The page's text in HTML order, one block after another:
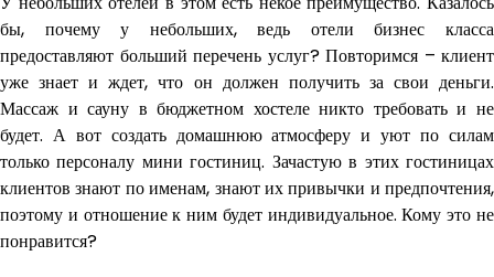
бы, почему у небольших, ведь отели бизнес класса
предоставляют больший перечень услуг? Повторимся – клиент
уже знает и ждет, что он должен получить за свои деньги.
Массаж и сауну в бюджетном хостеле никто требовать и не
будет. А вот создать домашнюю атмосферу и уют по силам
только персоналу мини гостиниц. Зачастую в этих гостиницах
клиентов знают по именам, знают их привычки и предпочтения,
поэтому и отношение к ним будет индивидуальное. Кому это не
понравится?